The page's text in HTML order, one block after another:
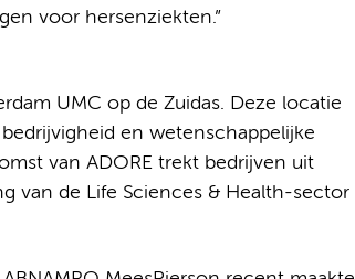
voor hersenziekten.”
UMC op de Zuidas. Deze locatie
en wetenschappelijke
van ADORE trekt bedrijven uit
van de Life Sciences & Health-sector